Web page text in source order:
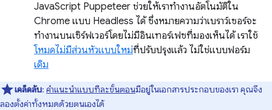
JavaScript Puppeteer ช่วยให้เราทำงานอัตโนมัติใน
Chrome แบบ Headless ได้ ซึ่งหมายความว่าเบราว์เซอร์จะ
ทำงานบนเซิร์ฟเวอร์โดยไม่มีอินเทอร์เฟซที่มองเห็นได้ เราใช้
โหมดไม่มีส่วนหัวแบบใหม่ที่ปรับปรุงแล้ว ไม่ใช่แบบฟอร์ม
เดิม
เคล็ดลับ: คำแนะนำแบบทีละขั้นตอนมีอยู่ในเอกสารประกอบของเรา คุณจึง
ลองตั้งค่าทั้งหมดด้วยตนเองได้